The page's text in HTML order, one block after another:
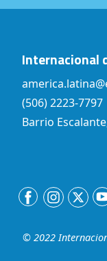
Internacional
(506) 2223-
Barrio
© 2022